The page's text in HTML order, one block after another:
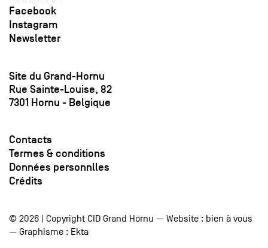
Facebook
Instagram
Newsletter
Site du Grand-Hornu
Rue Sainte-Louise, 82
7301 Hornu - Belgique
Contacts
Termes & conditions
Données personnlles
Crédits
© 2026 | Copyright CID Grand Hornu — Website : bien à vous
— Graphisme : Ekta